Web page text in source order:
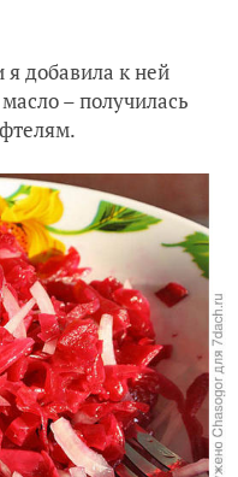
я добавила к ней
– получилась